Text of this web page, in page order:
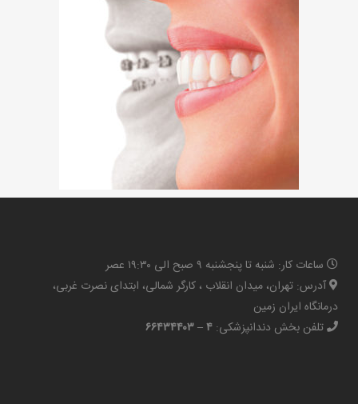
ساعات کار: شنبه تا پنجشنبه ۹ صبح الی ۱۹:۳۰ عصر
آدرس: تهران، میدان انقلاب ، کارگر شمالی، ابتدای نصرت غربی،
درمانگاه ایران زمین
تلفن بخش دندانپزشکی: ۴ – ۶۶۴۳۴۴۰۳